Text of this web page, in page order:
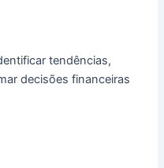
tendências,
decisões financeiras